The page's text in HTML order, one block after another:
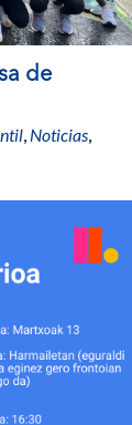
de
, Noticias,